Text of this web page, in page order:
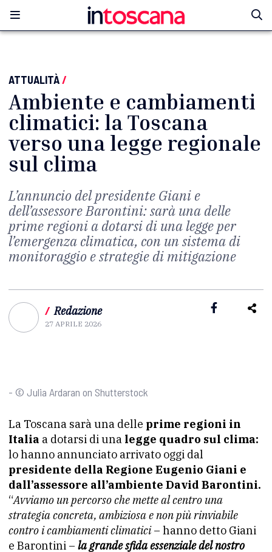
ATTUALITÀ/
Ambiente e cambiamenti
climatici: la Toscana
verso una legge regionale
sul clima
L’annuncio del presidente Giani e
dell’assessore Barontini: sarà una delle
prime regioni a dotarsi di una legge per
l’emergenza climatica, con un sistema di
monitoraggio e strategie di mitigazione
/ Redazione
27 APRILE 2026
- © Julia Ardaran on Shutterstock
La Toscana sarà una delle prime regioni in
Italia a dotarsi di una legge quadro sul clima:
lo hanno annunciato arrivato oggi dal
presidente della Regione Eugenio Giani e
dall’assessore all’ambiente David Barontini.
“Avviamo un percorso che mette al centro una
strategia concreta, ambiziosa e non più rinviabile
contro i cambiamenti climatici– hanno detto Giani
e Barontini – la grande sfida essenziale del nostro